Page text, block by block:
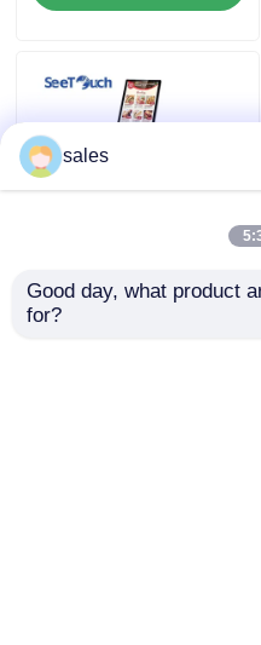
ニュース
ブログ
引用を要求しなさい
タッチスクリーンセル
自動チェックキオスク
顔認証・メタルケース
付き1920X1080解像
sales
Good day, what product
for?